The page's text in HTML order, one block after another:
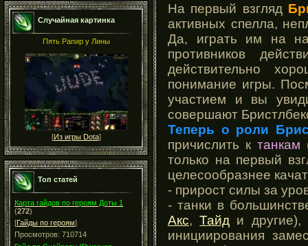
Случайная картинка
Пять Рапир у Лины
[Из игры Dota]
Топ статей
Карта гайдов по героям Доты 1
(272)
[Гайды по героям]
Просмотров: 710714
На первый взгляд
активных спелла,
Да, играть им на
противников
действительно
понимание игры.
участием и вы
совершают
Теперь о роли
причислить ктанкам
только на первый
целесообразнее
- прирост силы за
- танки в
Акс,Тайд и другие),
инициирования